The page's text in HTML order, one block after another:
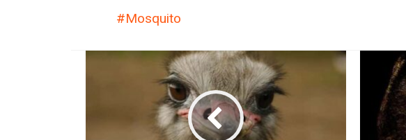
Mosquito